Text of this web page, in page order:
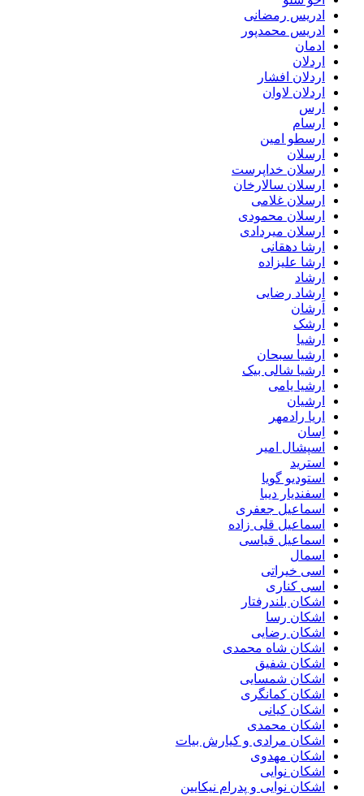
ادریس رمضانی
ادریس محمدپور
ادمان
اردلان
اردلان افشار
اردلان لاوان
ارس
ارسام
ارسطو امین
ارسلان
ارسلان خداپرست
ارسلان سالارخان
ارسلان غلامی
ارسلان محمودی
ارسلان میردادی
ارشا دهقانی
ارشا علیزاده
ارشاد
ارشاد رضایی
اَرشان
ارشک
ارشیا
ارشیا سبحان
ارشیا شالی بیک
ارشیا یامی
ارشیان
اریا رادمهر
اِسان
اسپشال امیر
استرید
استودیو گویا
اسفندیار دیبا
اسماعیل جعفری
اسماعیل قلی زاده
اسماعیل قیاسی
اسمال
اسی خیراتی
اسی کناری
اشکان بلندرفتار
اشکان رسا
اشکان رضایی
اشکان شاه محمدی
اشکان شفیق
اشکان شمسایی
اشکان‌ کمانگری
اشکان کیانی
اشکان محمدی
اشکان مرادی و کیارش بیات
اشکان مهدوی
اشکان نوایی
اشکان نوایی و پدرام نیکایین